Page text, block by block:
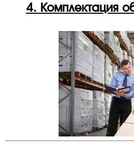
4. Комплектация